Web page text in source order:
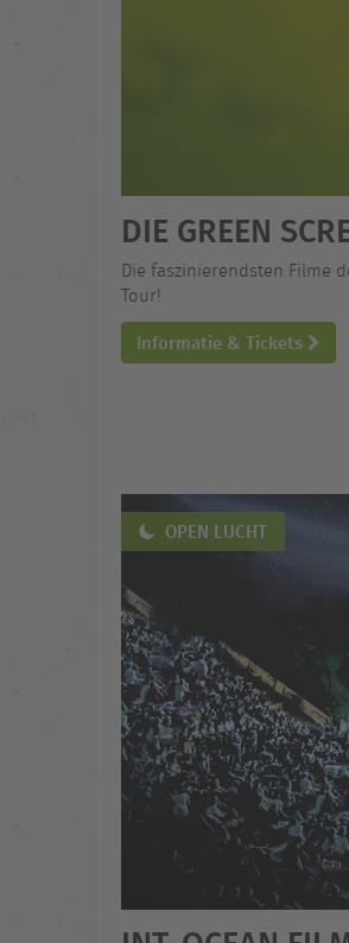
DIE GREEN
Die faszinierendsten Filme
Tour!
Informatie & Tickets
OPEN LUCHT